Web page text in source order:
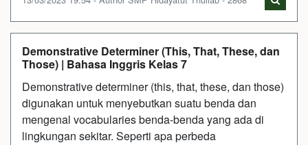
Demonstrative Determiner (This, That, These, dan
Those) | Bahasa Inggris Kelas 7
Demonstrative determiner (this, that, these, dan those)
digunakan untuk menyebutkan suatu benda dan
mengenal vocabularies benda-benda yang ada di
lingkungan sekitar. Seperti apa perbeda